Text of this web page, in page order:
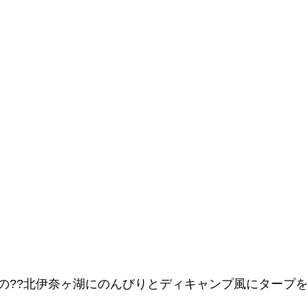
??北伊奈ヶ湖にのんびりとディキャンプ風にタープ